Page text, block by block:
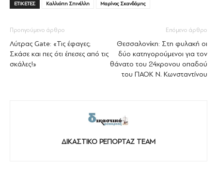
ΕΤΙΚΕΤΕΣ Καλλιόπη Σπινέλλη Μαρίνος Σκανδάμης
Προηγούμενο άρθρο
Λύτρας Gate: «Τις έφαγες;
Σκάσε και πες ότι έπεσες από τις
σκάλες!»
Επόμενο άρθρο
Θεσσαλονίκη: Στη φυλακή οι
δύο κατηγορούμενοι για τον
θάνατο του 24χρονου οπαδού
του ΠΑΟΚ Ν. Κωνσταντίνου
ΔΙΚΑΣΤΙΚΟ ΡΕΠΟΡΤΑΖ TEAM